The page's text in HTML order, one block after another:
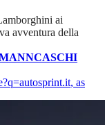
ai
avventura della
CASCHI
, as